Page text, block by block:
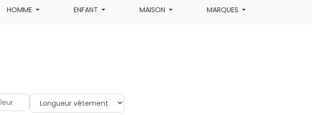
HOMME ENFANT MAISON MARQUES